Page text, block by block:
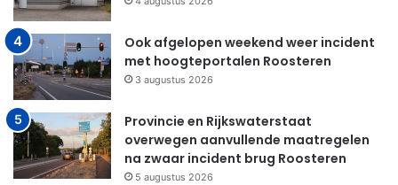
Ook afgelopen weekend weer incident
met hoogteportalen Roosteren
3 augustus 2026
Provincie en Rijkswaterstaat
overwegen aanvullende maatregelen
na zwaar incident brug Roosteren
5 augustus 2026